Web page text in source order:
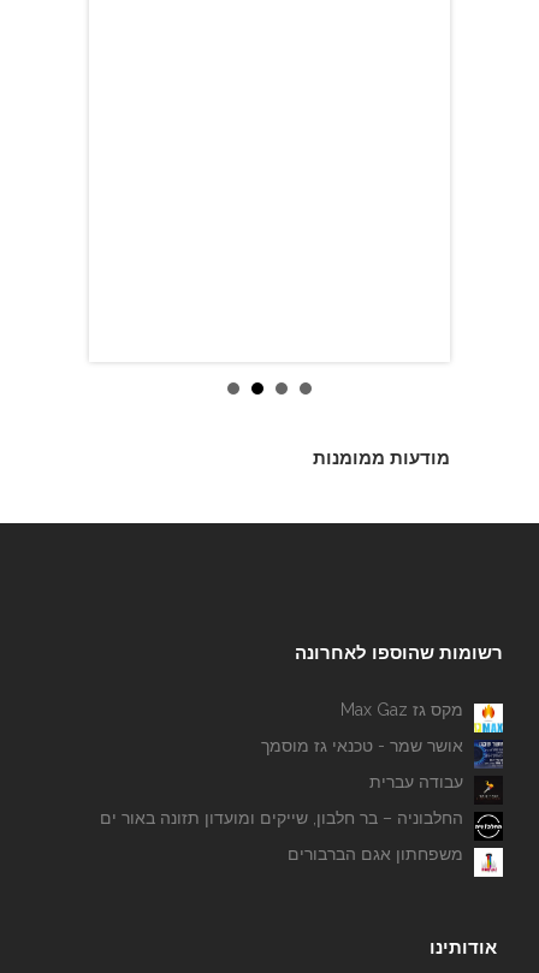
מודעות ממומנות
רשומות שהוספו לאחרונה
מקס גז Max Gaz
אושר שמר - טכנאי גז מוסמך
עבודה עברית
החלבוניה – בר חלבון, שייקים ומועדון תזונה באור ים
משפחתון אגם הברבורים
אודותינו